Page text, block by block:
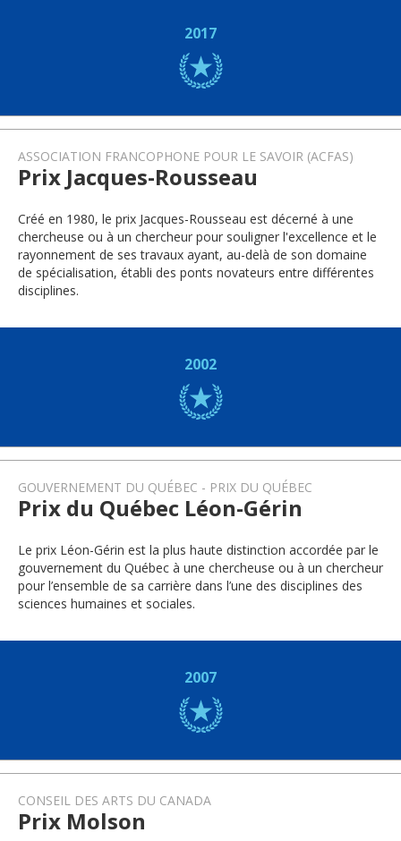
2017
ASSOCIATION FRANCOPHONE POUR LE SAVOIR (ACFAS)
Prix Jacques-Rousseau
Créé en 1980, le prix Jacques-Rousseau est décerné à une
chercheuse ou à un chercheur pour souligner l'excellence et le
rayonnement de ses travaux ayant, au-delà de son domaine
de spécialisation, établi des ponts novateurs entre différentes
disciplines.
2002
GOUVERNEMENT DU QUÉBEC PRIX DU QUÉBEC
Prix du Québec Léon-Gérin
Le prix Léon-Gérin est la plus haute distinction accordée par le
gouvernement du Québec à une chercheuse ou à un chercheur
pour l’ensemble de sa carrière dans l’une des disciplines des
sciences humaines et sociales.
2007
CONSEIL DES ARTS DU CANADA
Prix Molson